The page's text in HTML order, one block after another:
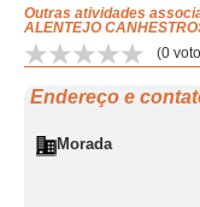
Outras atividades
ALENTEJO
(0
Endereço e
Morada